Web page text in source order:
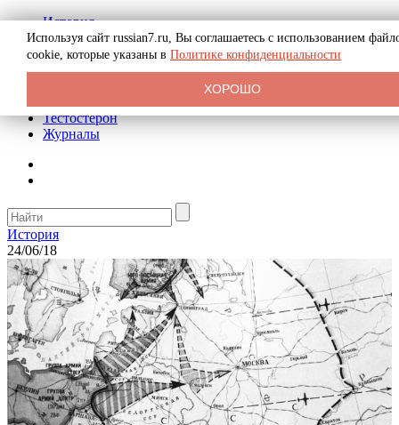
История
Биография
Криминал
Реклама на сайте
Тестостерон
Журналы
История
24/06/18
Используя сайт russian7.ru, Вы соглашаетесь с использованием
cookie, которые указаны в Политике конфиденциальности
ХОРОШО